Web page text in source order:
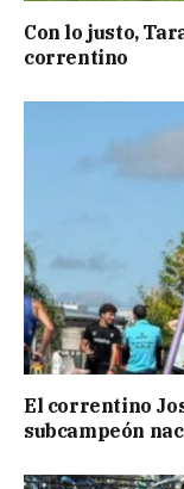
Con lo justo,
correntino
El correntino
subcampeón